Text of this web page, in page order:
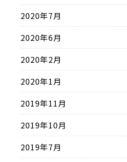
2020年7月
2020年6月
2020年2月
2020年1月
2019年11月
2019年10月
2019年7月